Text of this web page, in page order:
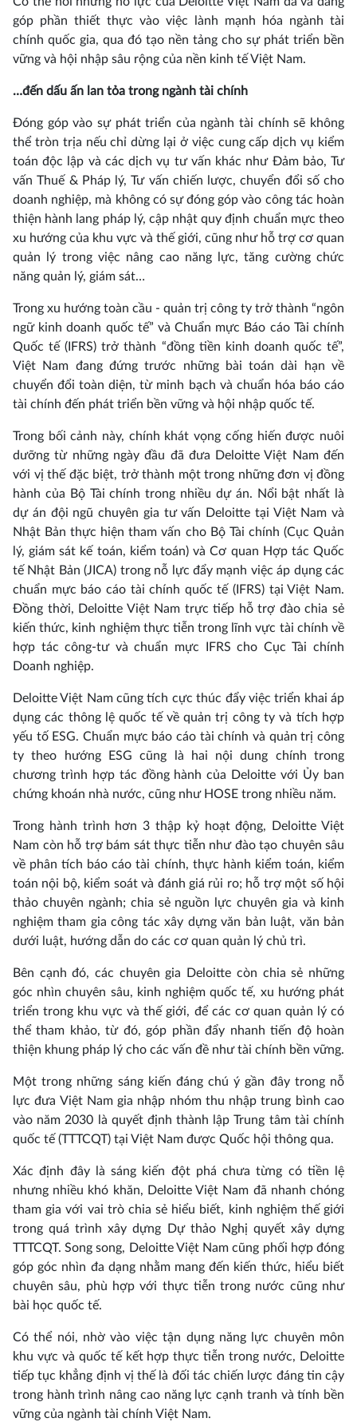
góp phần thiết thực vào việc lành mạnh hóa ngành tài
chính quốc gia, qua đó tạo nền tảng cho sự phát triển bền
vững và hội nhập sâu rộng của nền kinh tế Việt Nam.
…đến dấu ấn lan tỏa trong ngành tài chính
Đóng góp vào sự phát triển của ngành tài chính sẽ không
thể tròn trịa nếu chỉ dừng lại ở việc cung cấp dịch vụ kiểm
toán độc lập và các dịch vụ tư vấn khác như Đảm bảo, Tư
vấn Thuế & Pháp lý, Tư vấn chiến lược, chuyển đổi số cho
doanh nghiệp, mà không có sự đóng góp vào công tác hoàn
thiện hành lang pháp lý, cập nhật quy định chuẩn mực theo
xu hướng của khu vực và thế giới, cũng như hỗ trợ cơ quan
quản lý trong việc nâng cao năng lực, tăng cường chức
năng quản lý, giám sát…
Trong xu hướng toàn cầu - quản trị công ty trở thành “ngôn
ngữ kinh doanh quốc tế” và Chuẩn mực Báo cáo Tài chính
Quốc tế (IFRS) trở thành “đồng tiền kinh doanh quốc tế”,
Việt Nam đang đứng trước những bài toán dài hạn về
chuyển đổi toàn diện, từ minh bạch và chuẩn hóa báo cáo
tài chính đến phát triển bền vững và hội nhập quốc tế.
Trong bối cảnh này, chính khát vọng cống hiến được nuôi
dưỡng từ những ngày đầu đã đưa Deloitte Việt Nam đến
với vị thế đặc biệt, trở thành một trong những đơn vị đồng
hành của Bộ Tài chính trong nhiều dự án. Nổi bật nhất là
dự án đội ngũ chuyên gia tư vấn Deloitte tại Việt Nam và
Nhật Bản thực hiện tham vấn cho Bộ Tài chính (Cục Quản
lý, giám sát kế toán, kiểm toán) và Cơ quan Hợp tác Quốc
tế Nhật Bản (JICA) trong nỗ lực đẩy mạnh việc áp dụng các
chuẩn mực báo cáo tài chính quốc tế (IFRS) tại Việt Nam.
Đồng thời, Deloitte Việt Nam trực tiếp hỗ trợ đào chia sẻ
kiến thức, kinh nghiệm thực tiễn trong lĩnh vực tài chính về
hợp tác công-tư và chuẩn mực IFRS cho Cục Tài chính
Doanh nghiệp.
Deloitte Việt Nam cũng tích cực thúc đẩy việc triển khai áp
dụng các thông lệ quốc tế về quản trị công ty và tích hợp
yếu tố ESG. Chuẩn mực báo cáo tài chính và quản trị công
ty theo hướng ESG cũng là hai nội dung chính trong
chương trình hợp tác đồng hành của Deloitte với Ủy ban
chứng khoán nhà nước, cũng như HOSE trong nhiều năm.
Trong hành trình hơn 3 thập kỷ hoạt động, Deloitte Việt
Nam còn hỗ trợ bám sát thực tiễn như đào tạo chuyên sâu
về phân tích báo cáo tài chính, thực hành kiểm toán, kiểm
toán nội bộ, kiểm soát và đánh giá rủi ro; hỗ trợ một số hội
thảo chuyên ngành; chia sẻ nguồn lực chuyên gia và kinh
nghiệm tham gia công tác xây dựng văn bản luật, văn bản
dưới luật, hướng dẫn do các cơ quan quản lý chủ trì.
Bên cạnh đó, các chuyên gia Deloitte còn chia sẻ những
góc nhìn chuyên sâu, kinh nghiệm quốc tế, xu hướng phát
triển trong khu vực và thế giới, để các cơ quan quản lý có
thể tham khảo, từ đó, góp phần đẩy nhanh tiến độ hoàn
thiện khung pháp lý cho các vấn đề như tài chính bền vững.
Một trong những sáng kiến đáng chú ý gần đây trong nỗ
lực đưa Việt Nam gia nhập nhóm thu nhập trung bình cao
vào năm 2030 là quyết định thành lập Trung tâm tài chính
quốc tế (TTTCQT) tại Việt Nam được Quốc hội thông qua.
Xác định đây là sáng kiến đột phá chưa từng có tiền lệ
nhưng nhiều khó khăn, Deloitte Việt Nam đã nhanh chóng
tham gia với vai trò chia sẻ hiểu biết, kinh nghiệm thế giới
trong quá trình xây dựng Dự thảo Nghị quyết xây dựng
TTTCQT. Song song, Deloitte Việt Nam cũng phối hợp đóng
góp góc nhìn đa dạng nhằm mang đến kiến thức, hiểu biết
chuyên sâu, phù hợp với thực tiễn trong nước cũng như
bài học quốc tế.
Có thể nói, nhờ vào việc tận dụng năng lực chuyên môn
khu vực và quốc tế kết hợp thực tiễn trong nước, Deloitte
tiếp tục khẳng định vị thế là đối tác chiến lược đáng tin cậy
trong hành trình nâng cao năng lực cạnh tranh và tính bền
vững của ngành tài chính Việt Nam.